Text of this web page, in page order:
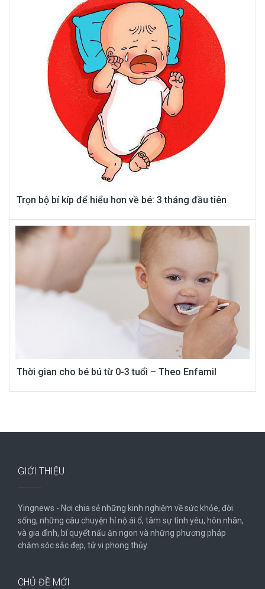
Trọn bộ bí kíp để hiểu hơn về bé: 3 tháng đầu tiên
Thời gian cho bé bú từ 0-3 tuổi – Theo Enfamil
GIỚI THIỆU
Yingnews - Nơi chia sẻ những kinh nghiệm về sức khỏe, đời
sống, những câu chuyện hỉ nộ ái ố, tâm sự tình yêu, hôn nhân,
và gia đình, bí quyết nấu ăn ngon và những phương pháp
chăm sóc sắc đẹp, tử vi phong thủy.
CHỦ ĐỀ MỚI